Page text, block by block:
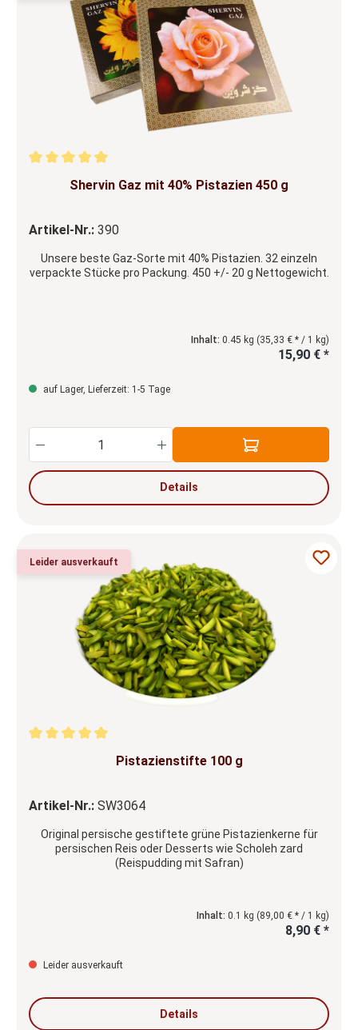
Durchschnittliche Bewertung von 5 von 5 Sternen
Shervin Gaz mit 40% Pistazien 450 g
Artikel-Nr.: 390
Unsere beste Gaz-Sorte mit 40% Pistazien. 32 einzeln
verpackte Stücke pro Packung. 450 +/- 20 g Nettogewicht.
Inhalt: 0.45 kg (35,33 € * / 1 kg)
15,90 € *
auf Lager, Lieferzeit: 1-5 Tage
Produkt Anzahl: Gib den gewünschten
Details
Leider ausverkauft
Durchschnittliche Bewertung von 5 von 5 Sternen
Pistazienstifte 100 g
Artikel-Nr.: SW3064
Original persische gestiftete grüne Pistazienkerne für
persischen Reis oder Desserts wie Scholeh zard
(Reispudding mit Safran)
Inhalt: 0.1 kg (89,00 € * / 1 kg)
8,90 € *
Leider ausverkauft
Details